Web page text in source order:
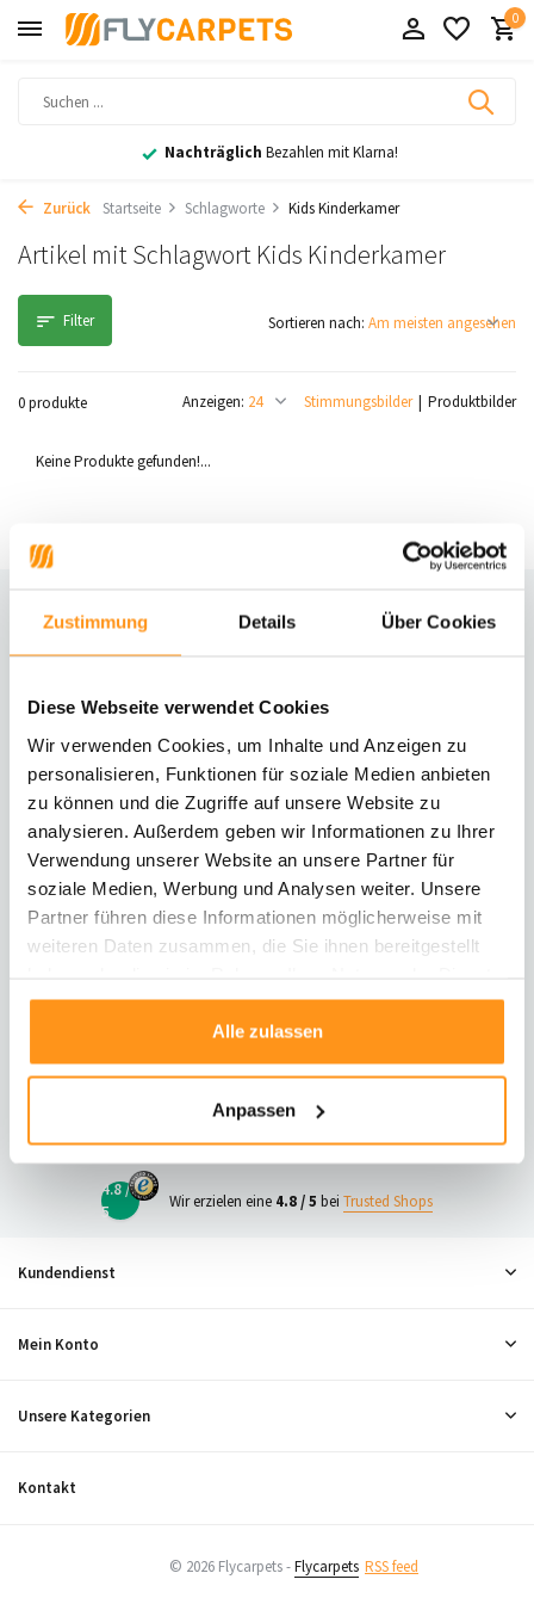
Zustimmung Details Über Cookies
Diese Webseite verwendet Cookies
Wir verwenden Cookies, um Inhalte und Anzeigen zu
personalisieren, Funktionen für soziale Medien anbieten
zu können und die Zugriffe auf unsere Website zu
analysieren. Außerdem geben wir Informationen zu Ihrer
Verwendung unserer Website an unsere Partner für
soziale Medien, Werbung und Analysen weiter. Unsere
Partner führen diese Informationen möglicherweise mit
weiteren Daten zusammen, die Sie ihnen bereitgestellt
gesammelt haben.
Alle zulassen
Anpassen
0
Nachträglich Bezahlen mit Klarna!
Zurück Startseite Schlagworte Kids Kinderkamer
Artikel mit Schlagwort Kids Kinderkamer
Filter
0 produkte Stimmungsbilder Produktbilder
Anzeigen:
Sortieren nach:
Keine Produkte gefunden!...
Informationen zur Rücksendung
Direkt chatten
Mit einem Mitarbeiter chatten
E-Mail senden
vragen@flycarpets.nl
Telefonischer Kontakt
23
4.8 /
5
Wir erzielen eine 4.8 / 5 bei Trusted Shops
Kundendienst
Mein Konto
Unsere Kategorien
Kontakt
© 2026 Flycarpets -Flycarpets RSS feed